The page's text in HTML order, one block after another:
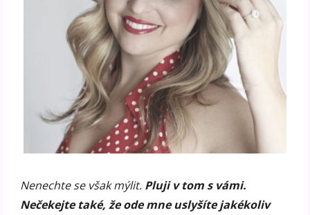
Nenechte se však mýlit. Pluji v tom s vámi.
Nečekejte také, že ode mne uslyšíte jakékoliv